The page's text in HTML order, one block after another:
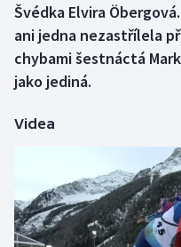
Florbal
Futsal
Házená
Jezdectví
Švédka Elvira
ani jedna nezastřílela
chybami šestnáctá
jako jediná.
Videa